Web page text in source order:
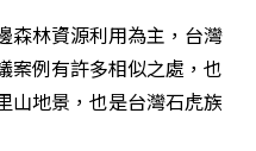
森林資源利用為主，台灣
案例有許多相似之處，也
山地景，也是台灣石虎族